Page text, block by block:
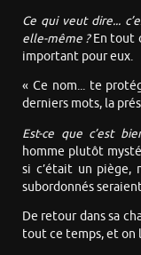
Ce qui veut dire...
elle-même ?En tout
important pour eux.
« Ce nom... te
derniers mots, la
Est-ce que c’est
homme plutôt
si c’était un piège,
subordonnés
De retour dans sa
tout ce temps, et on